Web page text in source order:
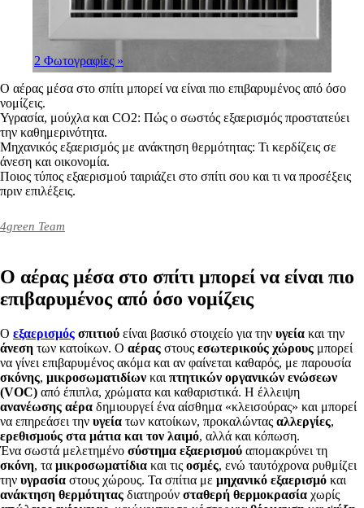
2 Φωτογραφίες »
Ο αέρας μέσα στο σπίτι μπορεί να είναι πιο επιβαρυμένος από όσο
νομίζεις.
Υγρασία, μούχλα και CO2: Πώς ο σωστός εξαερισμός προστατεύει
την καθημερινότητα.
Μηχανικός εξαερισμός με ανάκτηση θερμότητας: Τι κερδίζεις σε
άνεση και οικονομία.
Ποιος τύπος εξαερισμού ταιριάζει στο σπίτι σου και τι να προσέξεις
πριν επιλέξεις.
4green Team
Ο αέρας μέσα στο σπίτι μπορεί να είναι πιο
επιβαρυμένος από όσο νομίζεις
Ο εξαερισμός σπιτιού είναι βασικό στοιχείο για την υγεία και την
άνεση των κατοίκων. Ο αέρας στους εσωτερικούς χώρους μπορεί
να γίνει επιβαρυμένος ακόμα και αν φαίνεται καθαρός, με παρουσία
σκόνης, μικροσωματιδίων και πτητικών οργανικών ενώσεων
(VOC) από έπιπλα, χρώματα και καθαριστικά. Η έλλειψη
ανανέωσης αέρα δημιουργεί ένα αίσθημα «κλεισούρας» και μπορεί
να επηρεάσει την υγεία των κατοίκων, προκαλώντας αλλεργίες,
ερεθισμούς στα μάτια και τον λαιμό, αλλά και κόπωση.
Ένα σωστά μελετημένο σύστημα εξαερισμού απομακρύνει τη
σκόνη, τα μικροσωματίδια και τις οσμές, ενώ ταυτόχρονα ρυθμίζει
την υγρασία στους χώρους. Τα σπίτια με μηχανικό εξαερισμό και
ανάκτηση θερμότητας διατηρούν σταθερή θερμοκρασία χωρίς